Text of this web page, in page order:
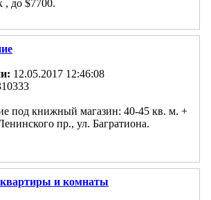
, до $7700.
12.05.2017 12:46:08
под книжный магазин: 40-45 кв. м. +
пр., ул. Багратиона.
и комнаты